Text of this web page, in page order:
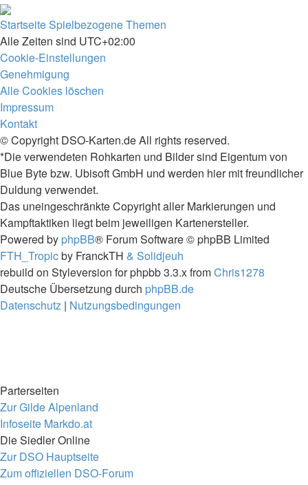
StartseiteSpielbezogene Themen
Alle Zeiten sind UTC+02:00
Cookie-Einstellungen
Genehmigung
Alle Cookies löschen
Impressum
Kontakt
© Copyright DSO-Karten.de All rights reserved.
*Die verwendeten Rohkarten und Bilder sind Eigentum von
Blue Byte bzw. Ubisoft GmbH und werden hier mit freundlicher
Duldung verwendet.
Das uneingeschränkte Copyright aller Markierungen und
Kampftaktiken liegt beim jeweiligen Kartenersteller.
Powered by phpBB® Forum Software © phpBB Limited
FTH_Tropicby FranckTH & Solidjeuh
rebuild on Styleversion for phpbb 3.3.x fromChris1278
Deutsche Übersetzung durch phpBB.de
Datenschutz | Nutzungsbedingungen
Parterseiten
Zur Gilde Alpenland
Infoseite Markdo.at
Die Siedler Online
Zur DSO Hauptseite
Zum offiziellen DSO-Forum